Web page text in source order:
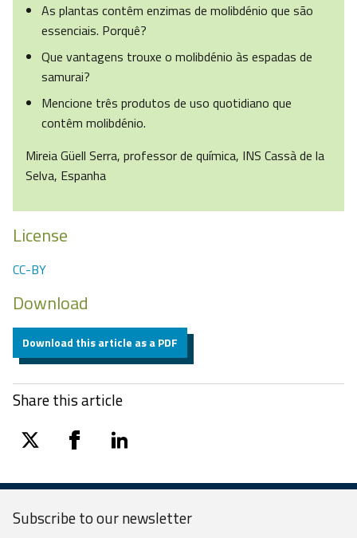
As plantas contêm enzimas de molibdénio que são
essenciais. Porquê?
Que vantagens trouxe o molibdénio às espadas de
samurai?
Mencione três produtos de uso quotidiano que
contêm molibdénio.
Mireia Güell Serra, professor de química, INS Cassà de la
Selva, Espanha
License
CC-BY
Download
Download this article as a PDF
Share this article
twitter facebooklinkedin
Subscribe to ournewsletter